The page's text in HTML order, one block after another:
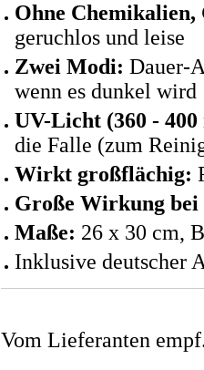
Ohne Chemikalien,
geruchlos und leise
Zwei Modi: Dauer-
wenn es dunkel wird
UV-Licht (360 - 400
die Falle (zum
Wirkt großflächig:
Große Wirkung
Maße: 26 x 30 cm,
Inklusive deutscher
Vom Lieferanten